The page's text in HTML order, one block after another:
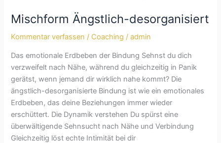
Mischform Ängstlich-desorganisiert
Kommentar verfassen / Coaching /admin
Das emotionale Erdbeben der Bindung Sehnst du dich
verzweifelt nach Nähe, während du gleichzeitig in Panik
gerätst, wenn jemand dir wirklich nahe kommt? Die
ängstlich-desorganisierte Bindung ist wie ein emotionales
Erdbeben, das deine Beziehungen immer wieder
erschüttert. Die Dynamik verstehen Du spürst eine
überwältigende Sehnsucht nach Nähe und Verbindung
Gleichzeitig löst echte Intimität bei dir
desorganisiert